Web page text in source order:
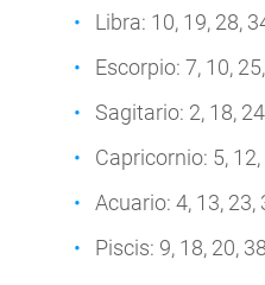
Libra: 10, 19, 28,
Escorpio: 7, 10,
Sagitario: 2, 18,
Capricornio: 5, 12,
Acuario: 4, 13, 23,
Piscis: 9, 18, 20,